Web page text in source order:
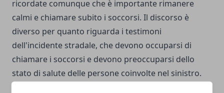
ricordate comunque che è importante rimanere
calmi e chiamare subito i soccorsi. Il discorso è
diverso per quanto riguarda i testimoni
dell'incidente stradale, che devono occuparsi di
chiamare i soccorsi e devono preoccuparsi dello
stato di salute delle persone coinvolte nel sinistro.